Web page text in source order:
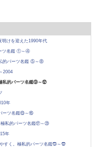
明けを迎えた1990年代
ツ名鑑 ①～④
的パーツ名鑑 ⑤～⑧
2004
私的パーツ名鑑⑨～⑫
年
ーツ名鑑⑬～⑯
極私的パーツ名鑑⑰～⑳
年
すく。極私的パーツ名鑑㉑～㉒